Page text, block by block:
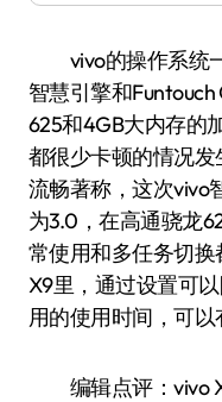
vivo的操作系统一
智慧引擎和
625和4GB大内存的
都很少卡顿的情况
流畅著称，这次vivo
为3.0，在高通骁龙
常使用和多任务切
X9里，通过设置可
用的使用时间，可以
编辑点评：vivo